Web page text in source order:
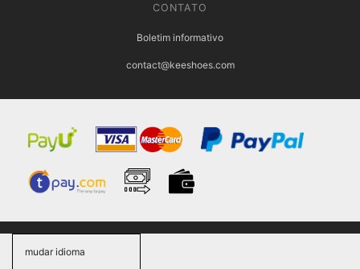
CONTATO
Boletim informativo
contact@keeshoes.com
mudar idioma